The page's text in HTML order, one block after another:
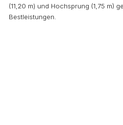
(11,20 m) und Hochsprung (1,75 m)
Bestleistungen.